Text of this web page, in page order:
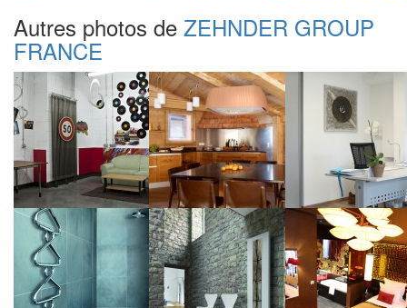
Autres photos de ZEHNDER GROUP
FRANCE